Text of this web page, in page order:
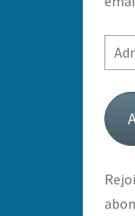
e-
mail